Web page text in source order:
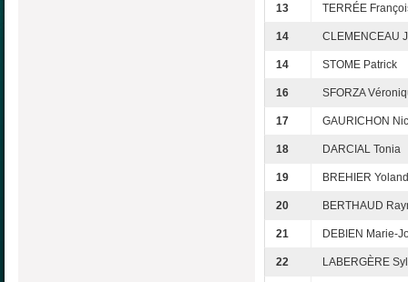
13 TERRÉE
14 CLEMENCEAU
14 STOME Patrick
16 SFORZA
17 GAURICHON
18 DARCIAL Tonia
19 BREHIER
20 BERTHAUD
21 DEBIEN Marie-
22 LABERGÈRE